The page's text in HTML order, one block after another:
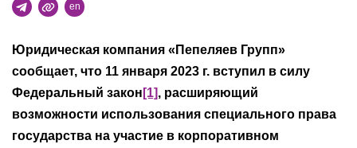
en
Юридическая компания «Пепеляев Групп»
сообщает, что 11 января 2023 г. вступил в силу
Федеральный закон [1], расширяющий
возможности использования специального права
государства на участие в корпоративном